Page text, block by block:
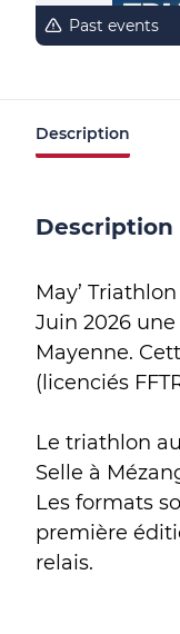
Past events
Description
Description
May’
Juin 2026
Mayenne.
(licenciés
Le triathlon
Selle à
Les formats
première
relais.